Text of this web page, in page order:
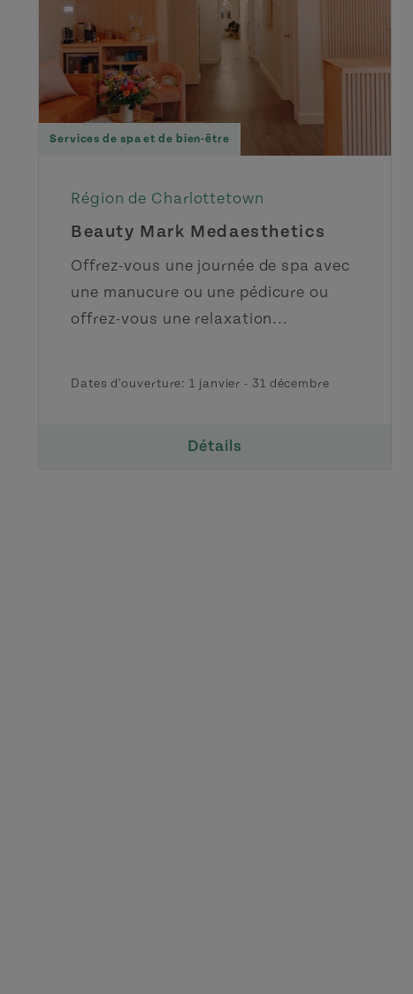
Services de spa et de bien-être
Région de Charlottetown
Beauty Mark Medaesthetics
Offrez-vous une journée de spa avec
une manucure ou une pédicure ou
offrez-vous une relaxation...
Dates d'ouverture:1 janvier - 31 décembre
Détails